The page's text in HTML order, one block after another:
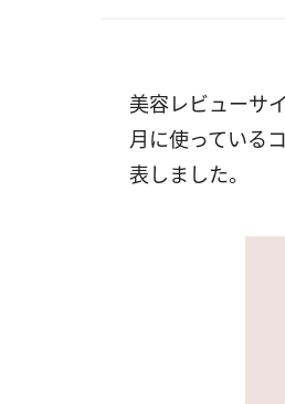
美容レビューサ
月に使っている
表しました。